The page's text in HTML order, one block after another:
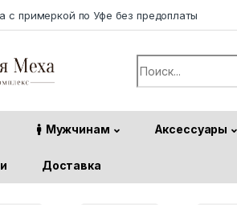
с примеркой по Уфе без предоплаты
Search for:
Мужчинам Аксессуары
Доставка